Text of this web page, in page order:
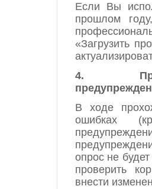
Если Вы
прошлом
«Загрузить
4.
В ходе
ошибках
опрос не
проверить
внести